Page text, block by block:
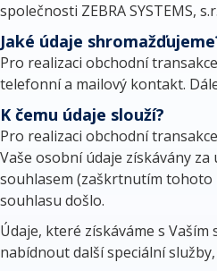
společnosti ZEBRA SYSTEMS,
Jaké údaje
Pro realizaci obchodní
telefonní a mailový kontakt.
K čemu údaje slouží?
Pro realizaci obchodní
Vaše osobní údaje získávány
souhlasem (zaškrtnutím tohoto
souhlasu došlo.
Údaje, které získáváme s
nabídnout další speciální